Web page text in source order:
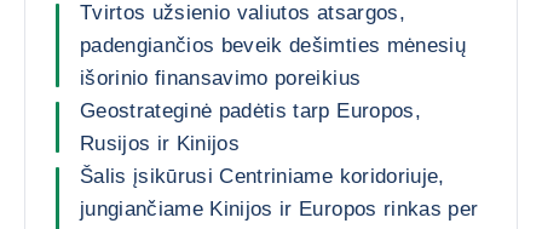
Tvirtos užsienio valiutos atsargos,
padengiančios beveik dešimties mėnesių
išorinio finansavimo poreikius
Geostrateginė padėtis tarp Europos,
Rusijos ir Kinijos
Šalis įsikūrusi Centriniame koridoriuje,
jungiančiame Kinijos ir Europos rinkas per